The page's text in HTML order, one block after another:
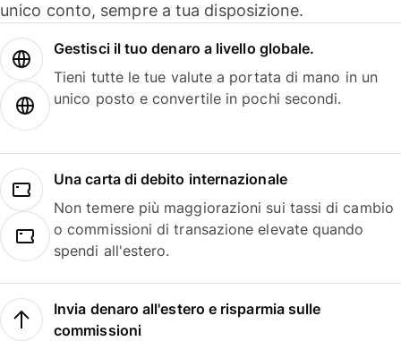
unico conto, sempre a tua disposizione.
Gestisci il tuo denaro a livello globale.
Tieni tutte le tue valute a portata di mano in un
unico posto e convertile in pochi secondi.
Una carta di debito internazionale
Non temere più maggiorazioni sui tassi di cambio
o commissioni di transazione elevate quando
spendi all'estero.
Invia denaro all'estero e risparmia sulle
commissioni